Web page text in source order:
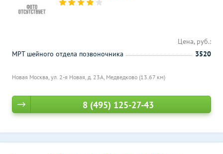
Новая Москва, ул. 2-я Новая, д. 23А, Медведково (13.67 км)
Цена, руб.:
МРТ шейного отдела позвоночника
3520
8 (495) 125-27-43